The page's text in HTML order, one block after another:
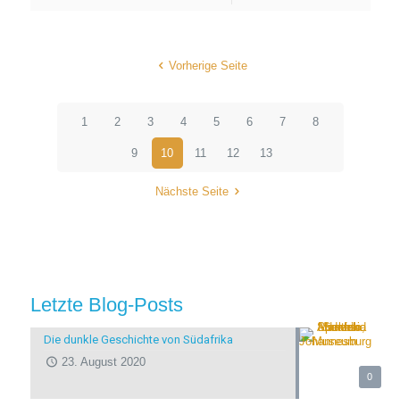
Vorherige Seite
1 2 3 4 5 6 7 8
9 10 11 12 13
Nächste Seite
Letzte Blog-Posts
0
Die dunkle Geschichte von Südafrika
23. August 2020